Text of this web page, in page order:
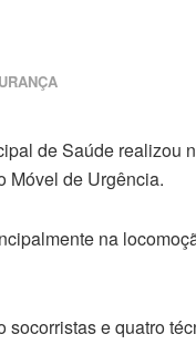
de Saúde realizou
Móvel de Urgência.
na
e quatro